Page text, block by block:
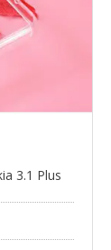
3.1 Plus